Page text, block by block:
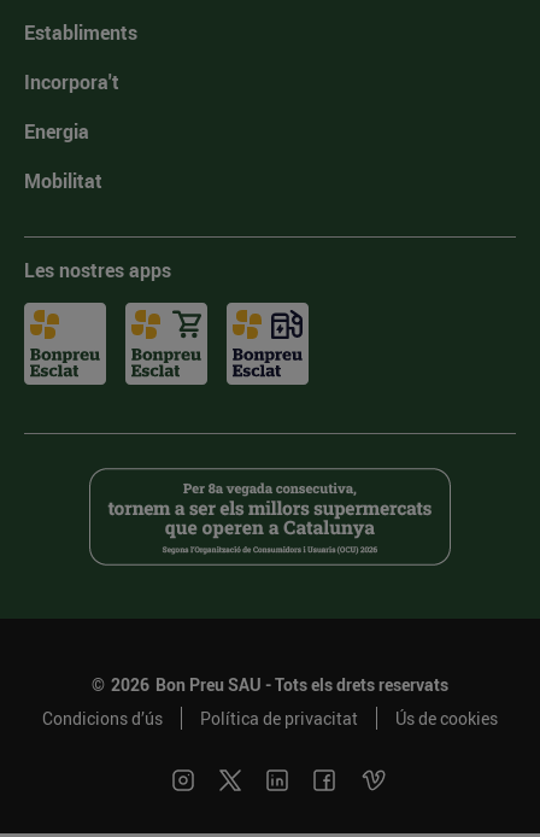
Establiments
Incorpora't
Energia
Mobilitat
Les nostres apps
© 2026 Bon Preu SAU - Tots els drets reservats
Condicions d’ús
Política de privacitat Ús de cookies